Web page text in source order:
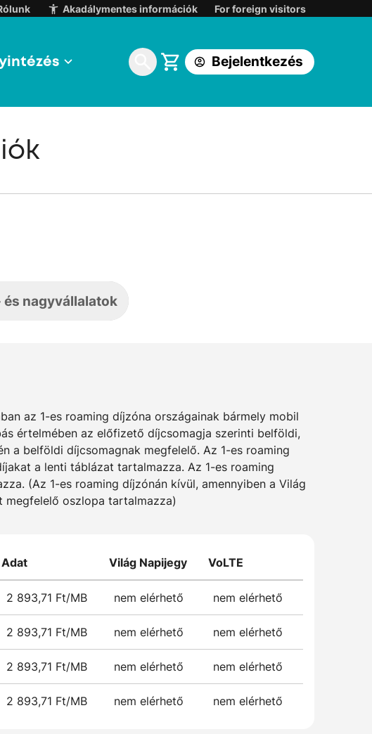
Akadálymentes információk For foreign visitors
Bejelentkezés
Belépés:
One földfelszíni TV ügyfélkapuba
és nagyvállalatok
az 1-es roaming díjzóna országainak bármely mobil
értelmében az előfizető díjcsomagja szerinti belföldi,
a belföldi díjcsomagnak megfelelő. Az 1-es roaming
a lenti táblázat tartalmazza. Az 1-es roaming
(Az 1-es roaming díjzónán kívül, amennyiben a Világ
oszlopa tartalmazza)
Adat Világ Napijegy VoLTE
2 893,71 Ft/MB nem elérhető nem elérhető
2 893,71 Ft/MB nem elérhető nem elérhető
2 893,71 Ft/MB nem elérhető nem elérhető
2 893,71 Ft/MB nem elérhető nem elérhető